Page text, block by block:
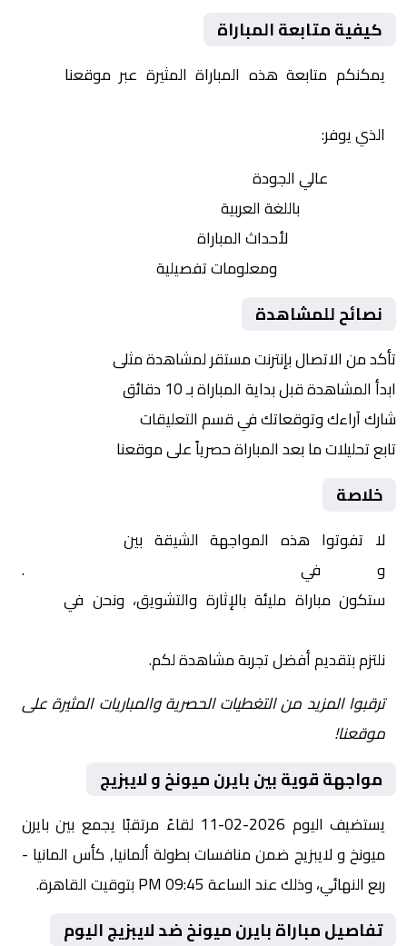
كيفية متابعة المباراة
يمكنكم متابعة هذه المباراة المثيرة عبر موقعنا
الذي يوفر:
عالي الجودة
باللغة العربية
لأحداث المباراة
ومعلومات تفصيلية
نصائح للمشاهدة
تأكد من الاتصال بإنترنت مستقر لمشاهدة مثلى
ابدأ المشاهدة قبل بداية المباراة بـ 10 دقائق
شارك آراءك وتوقعاتك في قسم التعليقات
تابع تحليلات ما بعد المباراة حصرياً على موقعنا
خلاصة
لا تفوتوا هذه المواجهة الشيقة بين
ولايبزيج في
.
ستكون مباراة مليئة بالإثارة والتشويق، ونحن في
نلتزم بتقديم أفضل تجربة مشاهدة لكم.
ترقبوا المزيد من التغطيات الحصرية والمباريات المثيرة على
موقعنا!
مواجهة قوية بين بايرن ميونخ و لايبزيج
يستضيف اليوم 2026-02-11 لقاءً مرتقبًا يجمع بين بايرن
ميونخ و لايبزيج ضمن منافسات بطولة ألمانيا, كأس المانيا -
ربع النهائي، وذلك عند الساعة 09:45 PM بتوقيت القاهرة.
تفاصيل مباراة بايرن ميونخ ضد لايبزيج اليوم